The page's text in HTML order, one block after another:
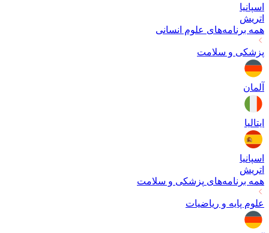
اسپانیا
اتریش
همه برنامه‌های علوم انسانی
پزشکی و سلامت
آلمان
ایتالیا
اسپانیا
اتریش
همه برنامه‌های پزشکی و سلامت
علوم پایه و ریاضیات